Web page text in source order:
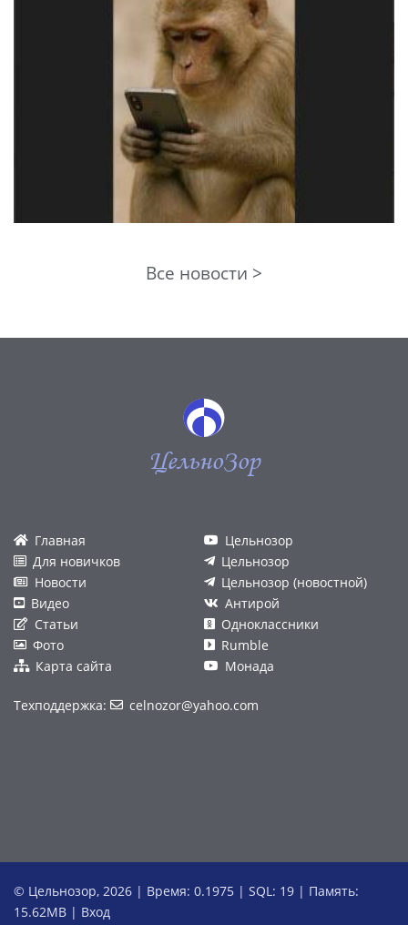
Все новости >
ЦельноЗор
Главная
Для новичков
Новости
Видео
Статьи
Фото
Карта сайта
Цельнозор
Цельнозор
Цельнозор (новостной)
Антирой
Одноклассники
Rumble
Монада
Техподдержка: celnozor@yahoo.com
© Цельнозор, 2026 | Время: 0.1975 | SQL: 19 | Память:
15.62MB | Вход